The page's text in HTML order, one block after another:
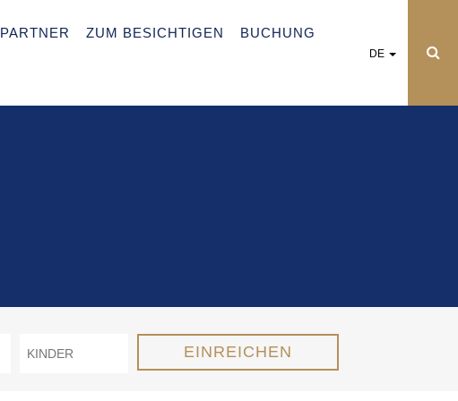
PARTNER ZUM BESICHTIGEN BUCHUNG
DE